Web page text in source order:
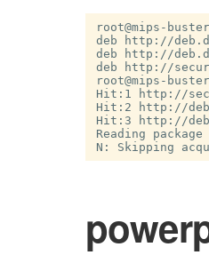
root@mips-
deb http://
deb http://
root@mips-
Hit:1 http://
Hit:2 http://
Hit:3 http://
Reading